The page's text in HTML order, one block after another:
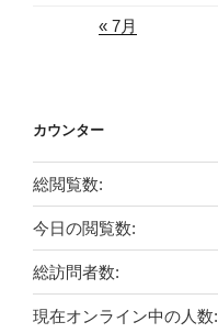
« 7月
カウンター
総閲覧数:
今日の閲覧数:
総訪問者数:
現在オンライン中の人数: